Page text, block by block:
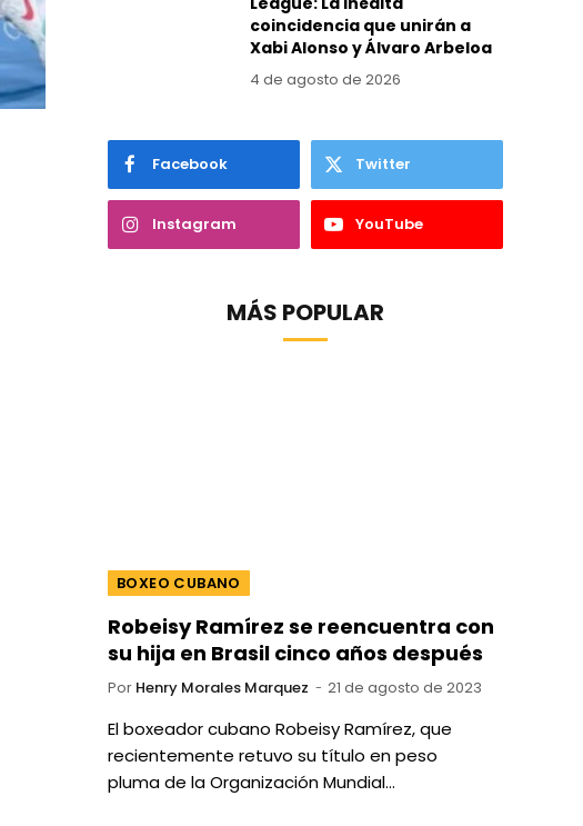
coincidencia que unirán a
Xabi Alonso y Álvaro Arbeloa
4 de agosto de 2026
Facebook Twitter
Instagram YouTube
MÁS POPULAR
BOXEO CUBANO
Robeisy Ramírez se reencuentra con
su hija en Brasil cinco años después
Por Henry Morales Marquez 21 de agosto de 2023
El boxeador cubano Robeisy Ramírez, que
recientemente retuvo su título en peso
pluma de la Organización Mundial…